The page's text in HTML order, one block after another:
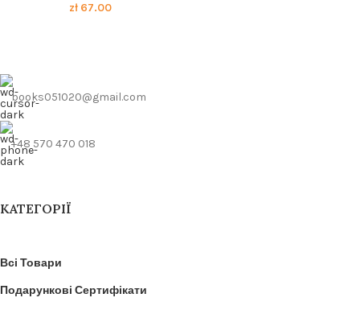
zł67.00
books051020@gmail.com
+48 570 470 018
КАТЕГОРІЇ
Всі Товари
Подарункові Сертифікати